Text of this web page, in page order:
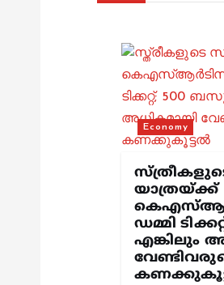
Economy
യാത്രയ്ക്ക്
ഡമ്മി
എങ്കിലും